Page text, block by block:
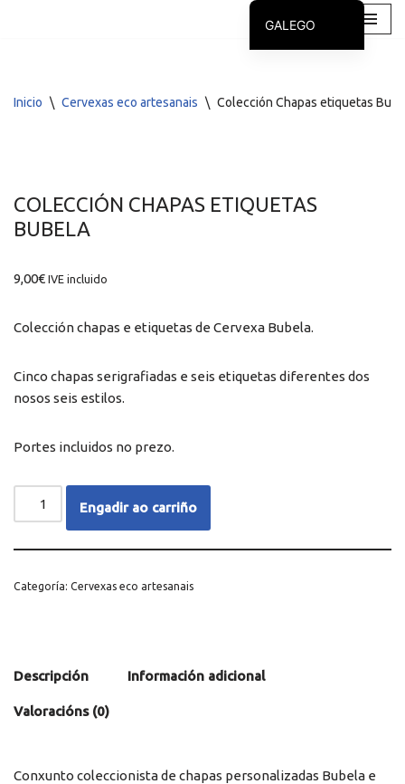
Inicio \ Cervexas eco artesanais \ Colección Chapas etiquetas
COLECCIÓN CHAPAS ETIQUETAS
BUBELA
9,00€ IVE incluido
Colección chapas e etiquetas de Cervexa Bubela.
Cinco chapas serigrafiadas e seis etiquetas diferentes dos
nosos seis estilos.
Portes incluidos no prezo.
Engadir ao carriño
Categoría: Cervexas eco artesanais
Descripción Información adicional
Valoracións (0)
Conxunto coleccionista de chapas personalizadas Bubela e
GALEGO
CASTELLANO